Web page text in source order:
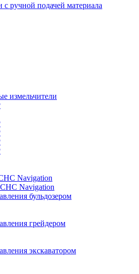
с ручной подачей материала
измельчители
Navigation
Navigation
бульдозером
грейдером
экскаватором